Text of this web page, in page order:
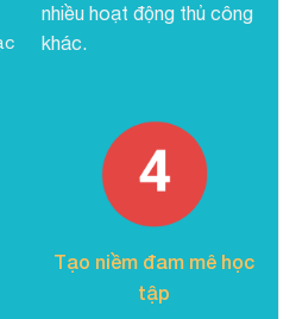
nhiều hoạt động thủ công
khác.
Tạo niềm đam mê học
tập